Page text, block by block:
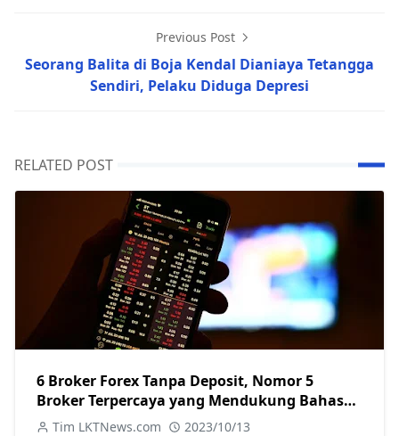
Previous Post
Seorang Balita di Boja Kendal Dianiaya Tetangga
Sendiri, Pelaku Diduga Depresi
RELATED POST
6 Broker Forex Tanpa Deposit, Nomor 5
Broker Terpercaya yang Mendukung Bahasa
Indonesia
Tim LKTNews.com 2023/10/13